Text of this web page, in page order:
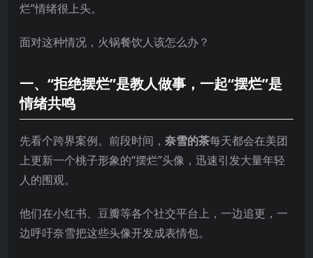
烂”情绪很上头。
面对这种情况，火锅餐饮人该怎么办？
一、“拒绝摆烂”是教人做事，一起“摆烂”是
情绪共鸣
先看个跨界案例。前段时间， 奈雪的茶每天都会在美团
上更新一个桃子形象的“摆烂”头像，迅速引发大量年轻
人的围观。
他们在小红书、豆瓣等各个社交平台上，一边追更，一
边呼吁奈雪把这些头像开发成表情包。